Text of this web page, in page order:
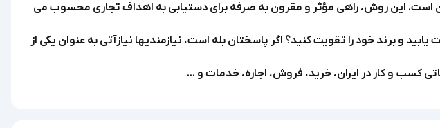
است. این روش، راهی مؤثر و مقرون به صرفه برای دستیابی به اهداف تجاری محسوب می
و برند خود را تقویت کنید؟ اگر پاسختان بله است، نیازمندیها نیازآتی به عنوان یکی از
کسب و کار در ایران، خرید، فروش، اجاره، خدمات و ...